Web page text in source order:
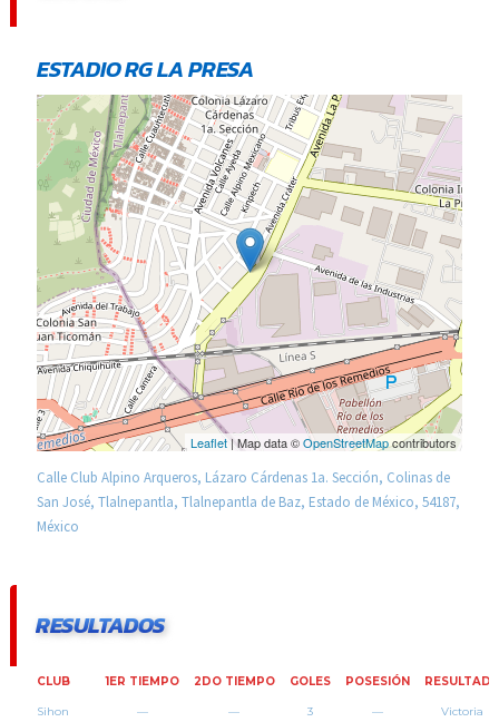
ESTADIO RG LA PRESA
Leaflet| Map data ©OpenStreetMapcontributors
Calle Club Alpino Arqueros, Lázaro Cárdenas 1a. Sección, Colinas de
San José, Tlalnepantla, Tlalnepantla de Baz, Estado de México, 54187,
México
RESULTADOS
CLUB 1ER TIEMPO 2DO TIEMPO GOLES POSESIÓN
Sihon
— — 3 — Victoria